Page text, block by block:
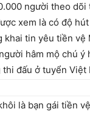
người theo dõi
xem là có độ
khai tin yêu tiền vệ
hâm mộ chú ý
đấu ở tuyển Việt